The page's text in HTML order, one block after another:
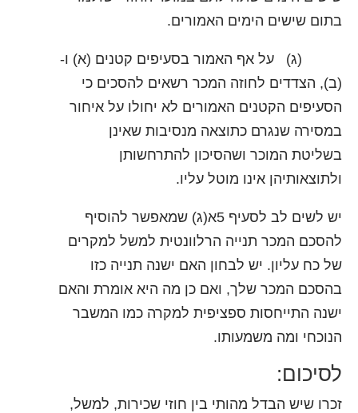
בתום שישים הימים האמורים.
(ג) על אף האמור בסעיפים קטנים (א) ו-
(ב), הצדדים לחוזה המכר רשאים להסכים כי
הסעיפים הקטנים האמורים לא יחולו על איחור
במסירה שנגרם כתוצאה מנסיבות שאינן
בשליטת המוכר ושהסיכון להתרחשותן
ולתוצאותיהן אינו מוטל עליו.
יש לשים לב לסעיף 5א(ג) שמאפשר להוסיף
להסכם המכר תנייה הרלוונטית למשל למקרים
של כח עליון. יש לבחון האם ישנה תנייה כזו
בהסכם המכר שלך, ואם כן מה היא אומרת והאם
ישנה התייחסות ספציפית למקרה כמו המשבר
הנוכחי ומה משמעותו.
לסיכום:
זכרו שיש הבדל מהותי בין חוזי שכירות, למשל,